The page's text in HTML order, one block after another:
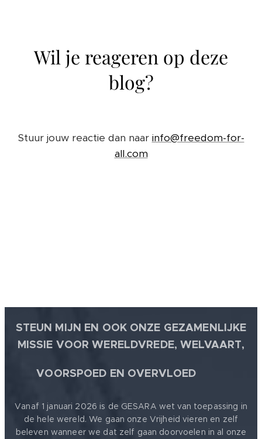
Wil je reageren op deze
blog?
Stuur jouw reactie dan naar info@freedom-for-
all.com
STEUN MIJN EN OOK ONZE GEZAMENLIJKE
MISSIE VOOR WERELDVREDE, WELVAART,
VOORSPOED EN OVERVLOED
Vanaf 1 januari 2026 is de GESARA wet van toepassing in
de hele wereld. We gaan onze Vrijheid vieren en zelf
beleven wanneer we dat zelf gaan doorvoelen in al onze